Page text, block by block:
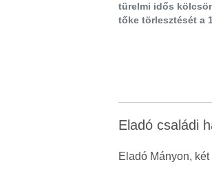
türelmi idős
tőke törlesztését a
Eladó családi
Eladó Mányon,